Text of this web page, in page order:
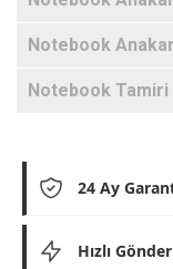
Notebook
Notebook Tamiri
24 Ay
Hızlı